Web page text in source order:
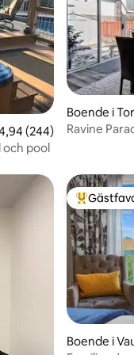
av 5 i genomsnittligt
(244)
pool
Boende i
Ravine
Populär
Boende i